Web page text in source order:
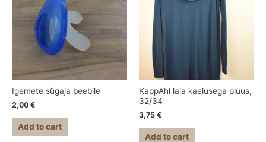
Igemete sügaja beebile
2,00 €
Add to cart
KappAhl laia kaelusega pluus,
32/34
3,75 €
Add to cart